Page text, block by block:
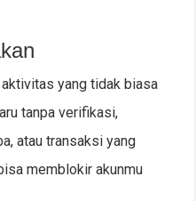
yang tidak biasa
tanpa verifikasi,
atau transaksi yang
memblokir akunmu